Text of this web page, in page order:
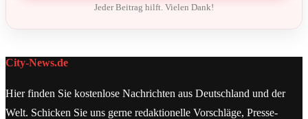
Jeder Beitrag hilft. Vielen Dank!
City-News.de
Hier finden Sie kostenlose Nachrichten aus Deutschland und der
Welt. Schicken Sie uns gerne redaktionelle Vorschläge, Presse-